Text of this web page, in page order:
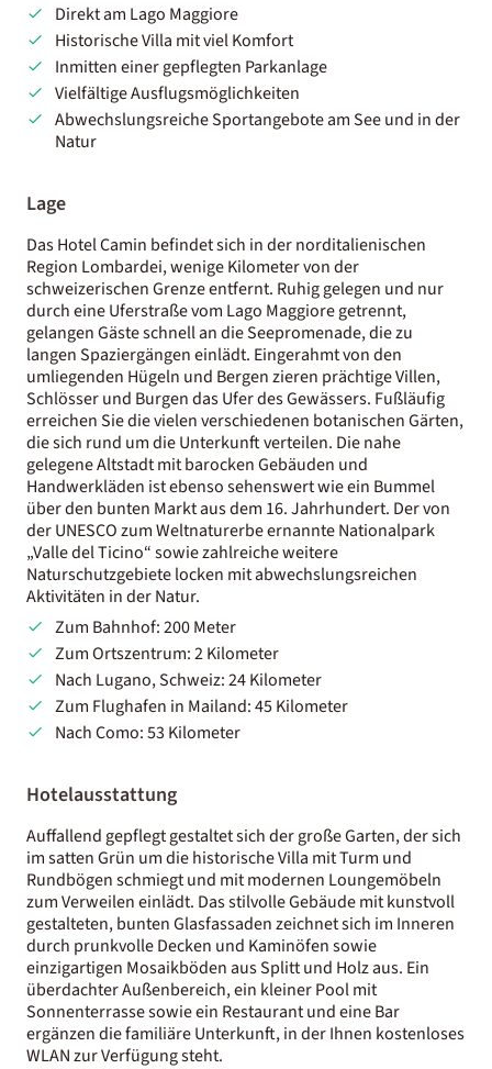
Direkt am Lago Maggiore
Historische Villa mit viel Komfort
Inmitten einer gepflegten Parkanlage
Vielfältige Ausflugsmöglichkeiten
Abwechslungsreiche Sportangebote am See und in der
Natur
Lage
Das Hotel Camin befindet sich in der norditalienischen
Region Lombardei, wenige Kilometer von der
schweizerischen Grenze entfernt. Ruhig gelegen und nur
durch eine Uferstraße vom Lago Maggiore getrennt,
gelangen Gäste schnell an die Seepromenade, die zu
langen Spaziergängen einlädt. Eingerahmt von den
umliegenden Hügeln und Bergen zieren prächtige Villen,
Schlösser und Burgen das Ufer des Gewässers. Fußläufig
erreichen Sie die vielen verschiedenen botanischen Gärten,
die sich rund um die Unterkunft verteilen. Die nahe
gelegene Altstadt mit barocken Gebäuden und
Handwerkläden ist ebenso sehenswert wie ein Bummel
über den bunten Markt aus dem 16. Jahrhundert. Der von
der UNESCO zum Weltnaturerbe ernannte Nationalpark
„Valle del Ticino“ sowie zahlreiche weitere
Naturschutzgebiete locken mit abwechslungsreichen
Aktivitäten in der Natur.
Zum Bahnhof: 200 Meter
Zum Ortszentrum: 2 Kilometer
Nach Lugano, Schweiz: 24 Kilometer
Zum Flughafen in Mailand: 45 Kilometer
Nach Como: 53 Kilometer
Hotelausstattung
Auffallend gepflegt gestaltet sich der große Garten, der sich
im satten Grün um die historische Villa mit Turm und
Rundbögen schmiegt und mit modernen Loungemöbeln
zum Verweilen einlädt. Das stilvolle Gebäude mit kunstvoll
gestalteten, bunten Glasfassaden zeichnet sich im Inneren
durch prunkvolle Decken und Kaminöfen sowie
einzigartigen Mosaikböden aus Splitt und Holz aus. Ein
überdachter Außenbereich, ein kleiner Pool mit
Sonnenterrasse sowie ein Restaurant und eine Bar
ergänzen die familiäre Unterkunft, in der Ihnen kostenloses
WLAN zur Verfügung steht.